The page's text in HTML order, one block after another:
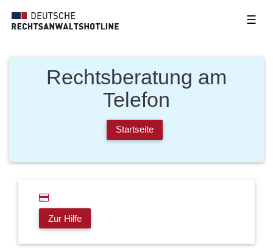
☰
Rechtsberatung am
Telefon
Startseite
Zur Hilfe